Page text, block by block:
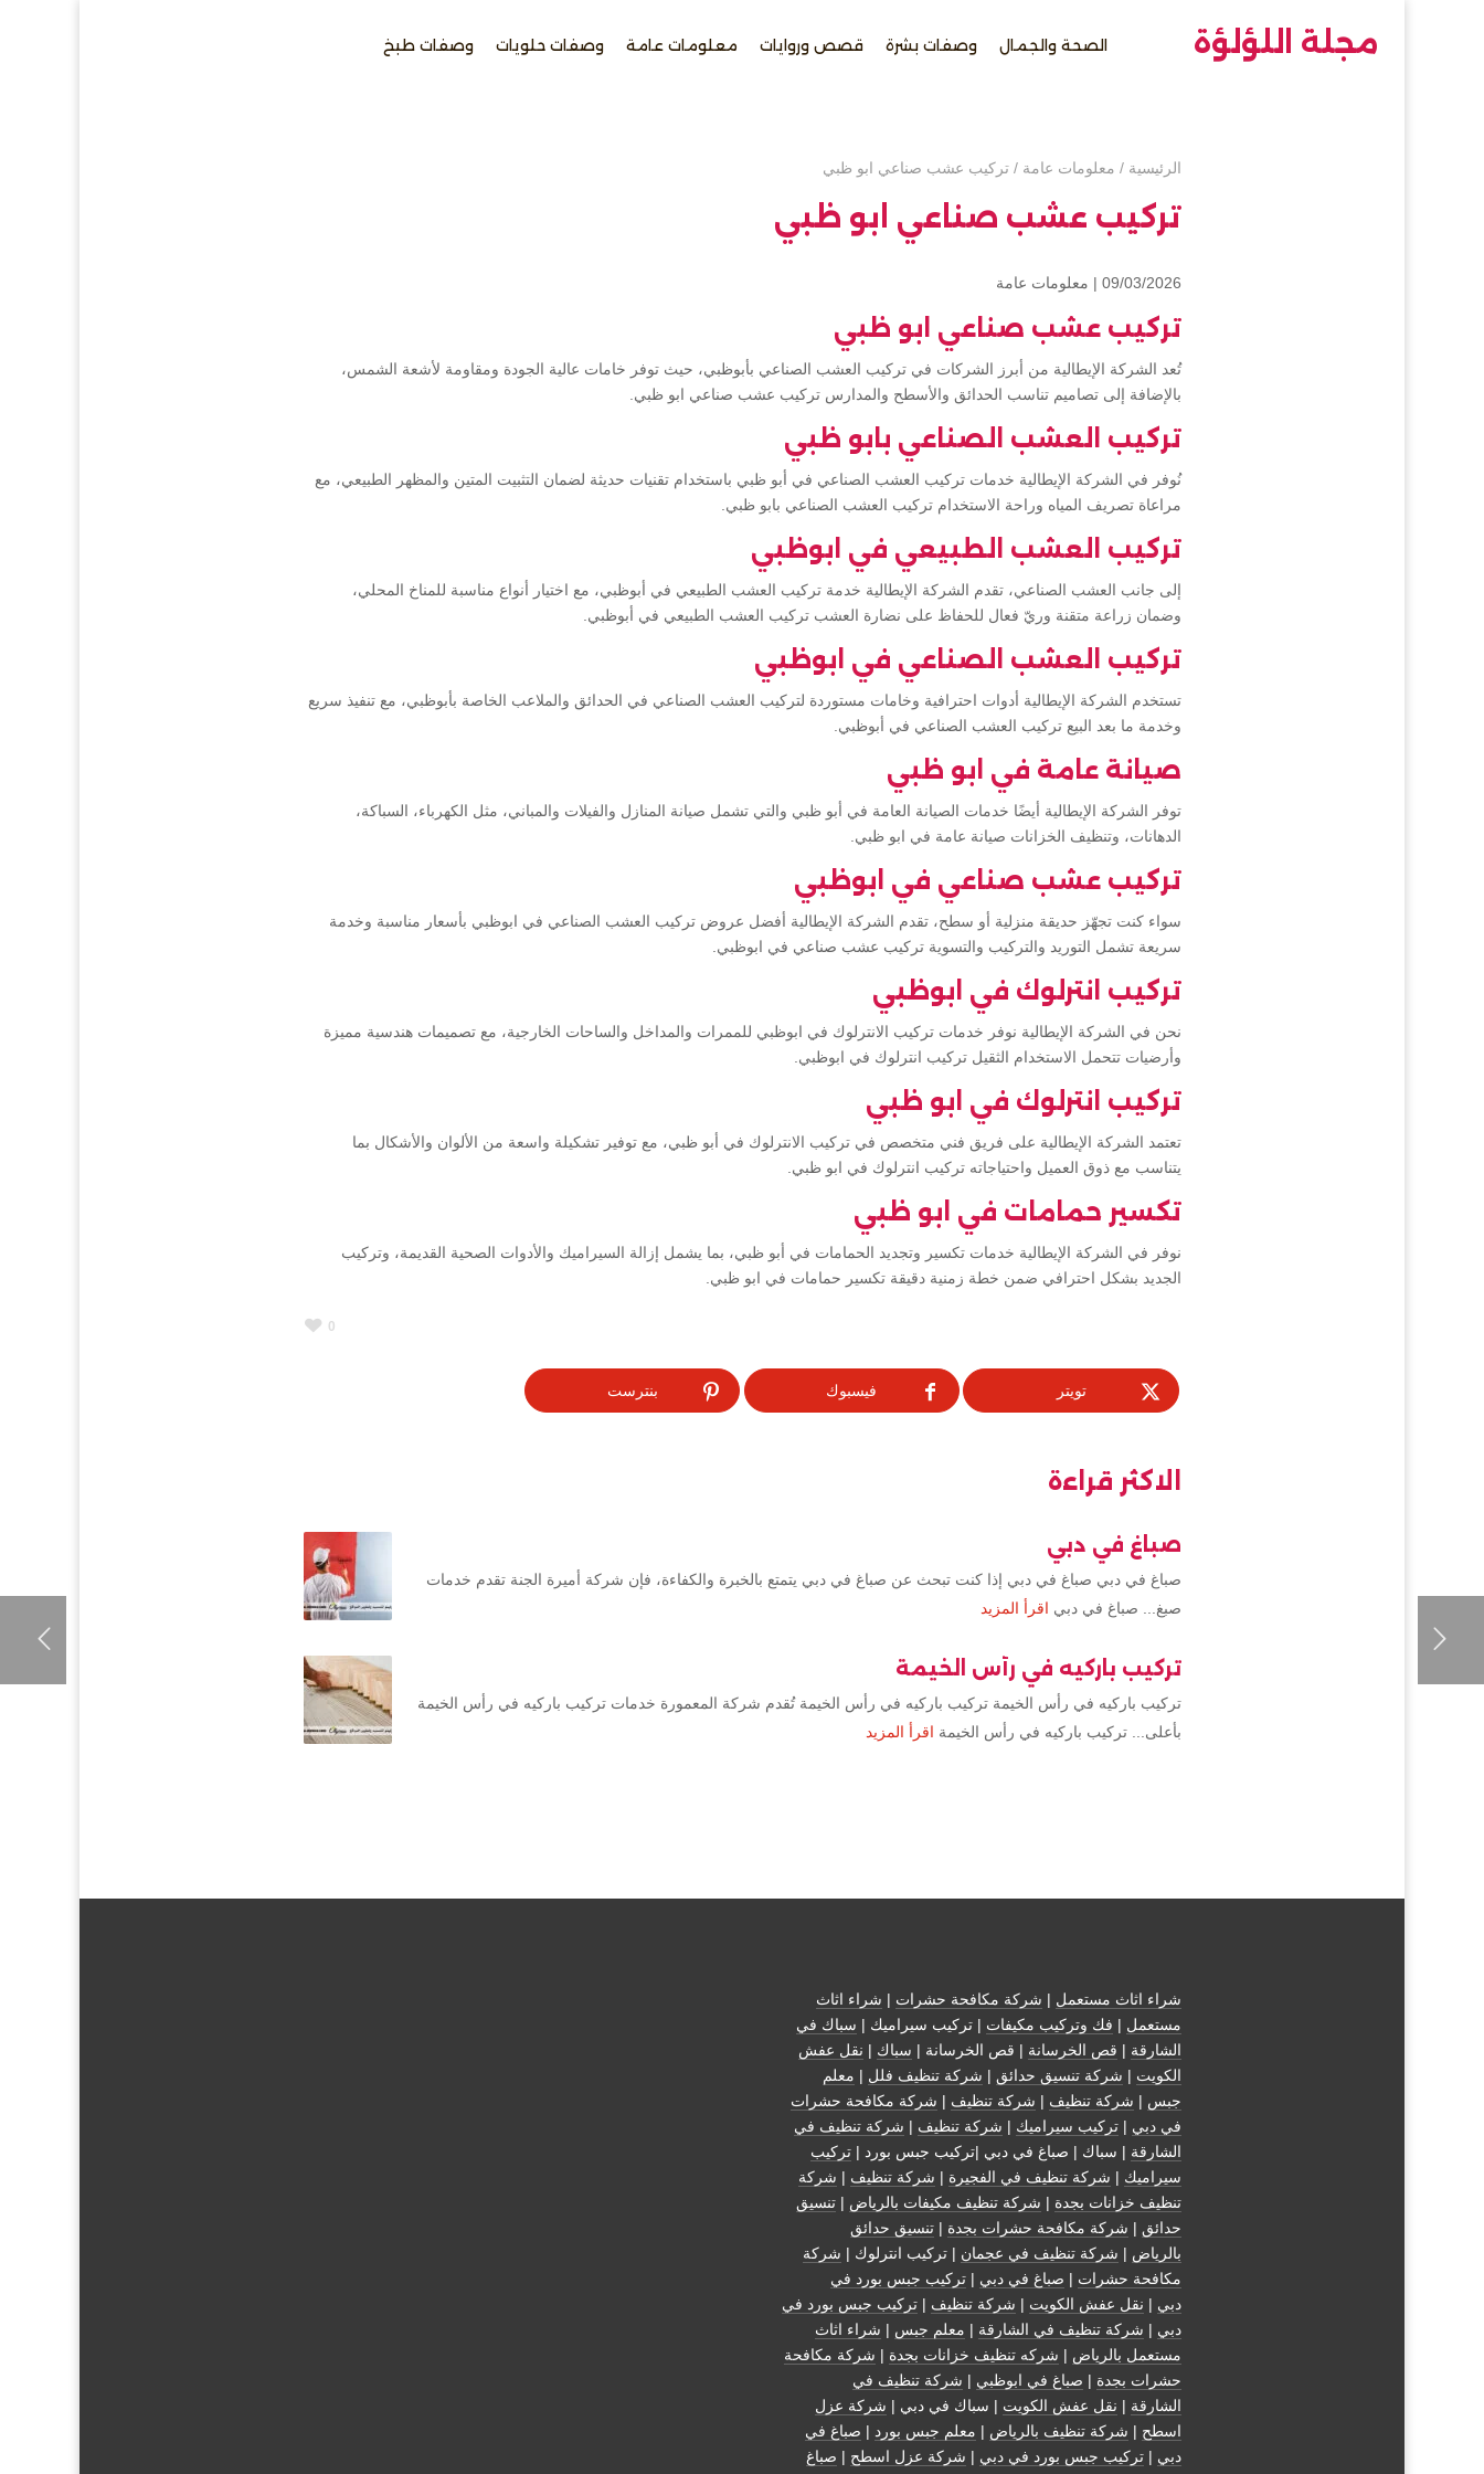
مجلة اللؤلؤة الصحة والجمال وصفات بشرة قصص وروايات معلومات عامة وصفات حلويات وصفات طبخ
الرئيسية / معلومات عامة /تركيب عشب صناعي ابو ظبي
تركيب عشب صناعي ابو ظبي
09/03/2026 | معلومات عامة
تركيب عشب صناعي ابو ظبي
تُعد الشركة الإيطالية من أبرز الشركات في تركيب العشب الصناعي بأبوظبي، حيث توفر خامات عالية الجودة ومقاومة لأشعة الشمس،
بالإضافة إلى تصاميم تناسب الحدائق والأسطح والمدارس تركيب عشب صناعي ابو ظبي.
تركيب العشب الصناعي بابو ظبي
نُوفر في الشركة الإيطالية خدمات تركيب العشب الصناعي في أبو ظبي باستخدام تقنيات حديثة لضمان التثبيت المتين والمظهر الطبيعي، مع
مراعاة تصريف المياه وراحة الاستخدام تركيب العشب الصناعي بابو ظبي.
تركيب العشب الطبيعي في ابوظبي
إلى جانب العشب الصناعي، تقدم الشركة الإيطالية خدمة تركيب العشب الطبيعي في أبوظبي، مع اختيار أنواع مناسبة للمناخ المحلي،
وضمان زراعة متقنة وريّ فعال للحفاظ على نضارة العشب تركيب العشب الطبيعي في أبوظبي.
تركيب العشب الصناعي في ابوظبي
تستخدم الشركة الإيطالية أدوات احترافية وخامات مستوردة لتركيب العشب الصناعي في الحدائق والملاعب الخاصة بأبوظبي، مع تنفيذ سريع
وخدمة ما بعد البيع تركيب العشب الصناعي في أبوظبي.
صيانة عامة في ابو ظبي
توفر الشركة الإيطالية أيضًا خدمات الصيانة العامة في أبو ظبي والتي تشمل صيانة المنازل والفيلات والمباني، مثل الكهرباء، السباكة،
الدهانات، وتنظيف الخزانات صيانة عامة في ابو ظبي.
تركيب عشب صناعي في ابوظبي
سواء كنت تجهّز حديقة منزلية أو سطح، تقدم الشركة الإيطالية أفضل عروض تركيب العشب الصناعي في ابوظبي بأسعار مناسبة وخدمة
سريعة تشمل التوريد والتركيب والتسوية تركيب عشب صناعي في ابوظبي.
تركيب انترلوك في ابوظبي
نحن في الشركة الإيطالية نوفر خدمات تركيب الانترلوك في ابوظبي للممرات والمداخل والساحات الخارجية، مع تصميمات هندسية مميزة
وأرضيات تتحمل الاستخدام الثقيل تركيب انترلوك في ابوظبي.
تركيب انترلوك في ابو ظبي
تعتمد الشركة الإيطالية على فريق فني متخصص في تركيب الانترلوك في أبو ظبي، مع توفير تشكيلة واسعة من الألوان والأشكال بما
يتناسب مع ذوق العميل واحتياجاته تركيب انترلوك في ابو ظبي.
تكسير حمامات في ابو ظبي
نوفر في الشركة الإيطالية خدمات تكسير وتجديد الحمامات في أبو ظبي، بما يشمل إزالة السيراميك والأدوات الصحية القديمة، وتركيب
الجديد بشكل احترافي ضمن خطة زمنية دقيقة تكسير حمامات في ابو ظبي.
0
تويتر فيسبوك بنترست
الاكثر قراءة
صباغ في دبي
صباغ في دبي صباغ في دبي إذا كنت تبحث عن صباغ في دبي يتمتع بالخبرة والكفاءة، فإن شركة أميرة الجنة تقدم خدمات
صبغ... صباغ في دبي اقرأ المزيد
تركيب باركيه في رأس الخيمة
تركيب باركيه في رأس الخيمة تركيب باركيه في رأس الخيمة تُقدم شركة المعمورة خدمات تركيب باركيه في رأس الخيمة
بأعلى... تركيب باركيه في رأس الخيمة اقرأ المزيد
شراء اثاث مستعمل | شركة مكافحة حشرات | شراء اثاث
مستعمل | فك وتركيب مكيفات | تركيب سيراميك | سباك في
الشارقة | قص الخرسانة | قص الخرسانة | سباك | نقل عفش
الكويت | شركة تنسيق حدائق | شركة تنظيف فلل | معلم
جبس | شركة تنظيف | شركة تنظيف | شركة مكافحة حشرات
في دبي |تركيب سيراميك | شركة تنظيف | شركة تنظيف في
الشارقة | سباك | صباغ في دبي |تركيب جبس بورد |تركيب
سيراميك | شركة تنظيف في الفجيرة | شركة تنظيف | شركة
تنظيف خزانات بجدة | شركة تنظيف مكيفات بالرياض |تنسيق
حدائق | شركة مكافحة حشرات بجدة |تنسيق حدائق
بالرياض | شركة تنظيف في عجمان | تركيب انترلوك | شركة
مكافحة حشرات | صباغ في دبي |تركيب جبس بورد في
دبي | نقل عفش الكويت | شركة تنظيف |تركيب جبس بورد في
دبي | شركة تنظيف في الشارقة | معلم جبس | شراء اثاث
مستعمل بالرياض | شركه تنظيف خزانات بجدة | شركة مكافحة
حشرات بجدة | صباغ في ابوظبي | شركة تنظيف في
الشارقة | نقل عفش الكويت | سباك في دبي | شركة عزل
اسطح | شركة تنظيف بالرياض | معلم جبس بورد | صباغ في
دبي |تركيب جبس بورد في دبي | شركة عزل اسطح | صباغ